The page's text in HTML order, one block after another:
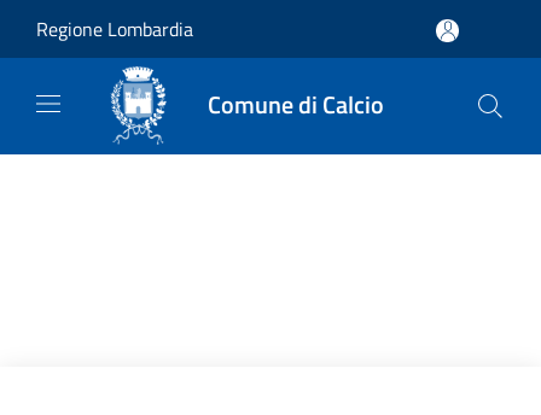
Regione Lombardia
Comune di Calcio